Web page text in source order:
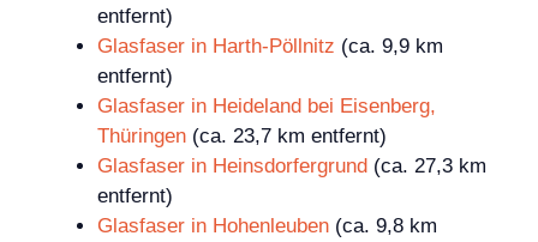
entfernt)
Glasfaser in Harth-Pöllnitz (ca. 9,9 km
entfernt)
Glasfaser in Heideland bei Eisenberg,
Thüringen (ca. 23,7 km entfernt)
Glasfaser in Heinsdorfergrund (ca. 27,3 km
entfernt)
Glasfaser in Hohenleuben (ca. 9,8 km